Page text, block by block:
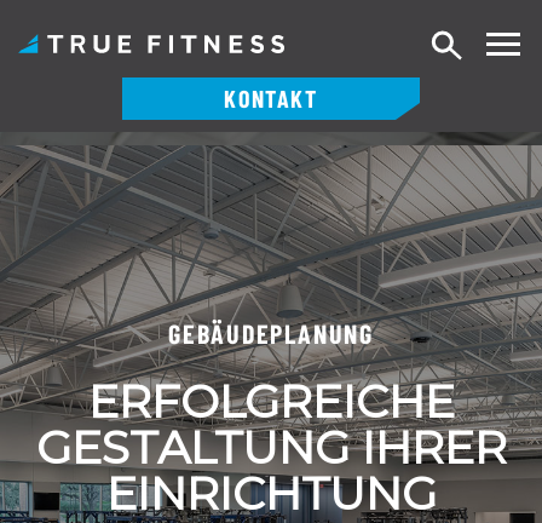
Zum
Inhalt
springen
KONTAKT
Suche
GEBÄUDEPLANUNG
ERFOLGREICHE
GESTALTUNG IHRER
EINRICHTUNG